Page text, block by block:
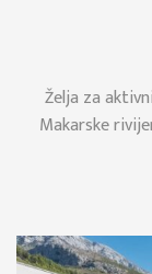
Želja za
Makarske